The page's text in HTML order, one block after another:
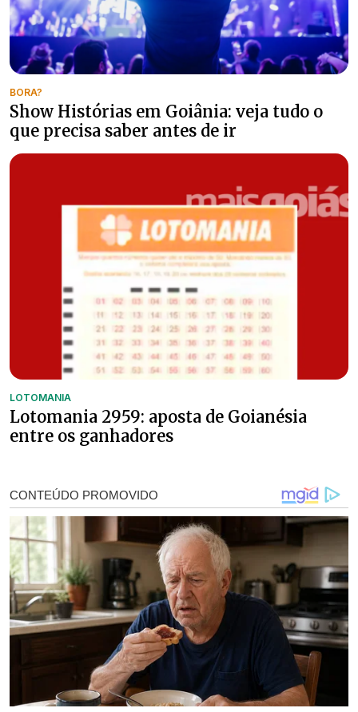
BORA?
Show Histórias em Goiânia: veja tudo o
que precisa saber antes de ir
LOTOMANIA
Lotomania 2959: aposta de Goianésia
entre os ganhadores